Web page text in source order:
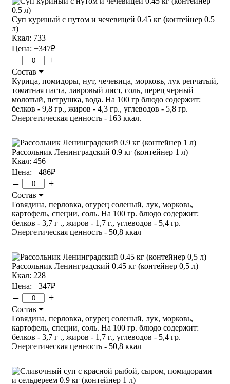
Суп куриный с нутом и чечевицей 0.45 кг (контейнер 0.5
л)
Ккал: 733
Цена: +347₽
– +
Состав
Курица, помидоры, нут, чечевица, морковь, лук репчатый,
томатная паста, лавровый лист, соль, перец черный
молотый, петрушка, вода. На 100 гр блюдо содержит:
белков - 9,8 гр., жиров - 4,3 гр., углеводов - 5,8 гр.
Энергетическая ценность - 163 ккал.
Рассольник Ленинградский 0.9 кг (контейнер 1 л)
Ккал: 456
Цена: +486₽
– +
Состав
Говядина, перловка, огурец соленый, лук, морковь,
картофель, специи, соль. На 100 гр. блюдо содержит:
белков - 3,7 г ., жиров - 1,7 г., углеводов - 5,4 гр.
Энергетическая ценность - 50,8 ккал
Рассольник Ленинградский 0.45 кг (контейнер 0,5 л)
Ккал: 228
Цена: +347₽
– +
Состав
Говядина, перловка, огурец соленый, лук, морковь,
картофель, специи, соль. На 100 гр. блюдо содержит:
белков - 3,7 г ., жиров - 1,7 г., углеводов - 5,4 гр.
Энергетическая ценность - 50,8 ккал